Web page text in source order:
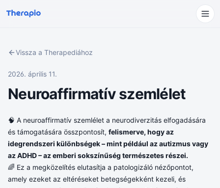
Vissza a Therapediához
2026. április 11.
Neuroaffirmatív szemlélet
🧠 A neuroaffirmatív szemlélet a neurodiverzitás elfogadására
és támogatására összpontosít, felismerve, hogy az
idegrendszeri különbségek – mint például az autizmus vagy
az ADHD – az emberi sokszínűség természetes részei.
🌈 Ez a megközelítés elutasítja a patologizáló nézőpontot,
amely ezeket az eltéréseket betegségekként kezeli, és